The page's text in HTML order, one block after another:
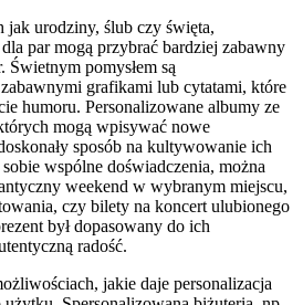
urodziny, ślub czy święta,
par mogą przybrać bardziej zabawny
pomysłem są
grafikami lub cytatami, które
humoru. Personalizowane albumy ze
mogą wpisywać nowe
sposób na kultywowanie ich
wspólne doświadczenia, można
weekend w wybranym miejscu,
czy bilety na koncert ulubionego
był dopasowany do ich
radość.
jakie daje personalizacja